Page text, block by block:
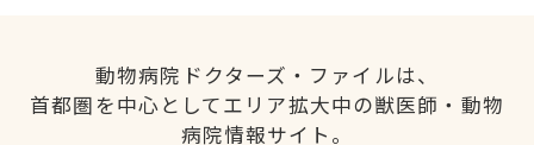
動物病院ドクターズ・ファイルは、
首都圏を中心としてエリア拡大中の獣医師・動物
病院情報サイト。